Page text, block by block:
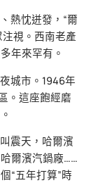
熱忱迸發，“爾
視。西南老產
年來罕有。
城市。1946年
。這座飽經磨
震天，哈爾濱
爾濱汽鍋廠……
“五年打算”時